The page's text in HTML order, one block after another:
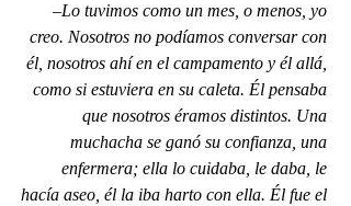
–Lo tuvimos como un mes, o menos, yo
creo. Nosotros no podíamos conversar con
él, nosotros ahí en el campamento y él allá,
como si estuviera en su caleta. Él pensaba
que nosotros éramos distintos. Una
muchacha se ganó su confianza, una
enfermera; ella lo cuidaba, le daba, le
hacía aseo, él la iba harto con ella. Él fue el